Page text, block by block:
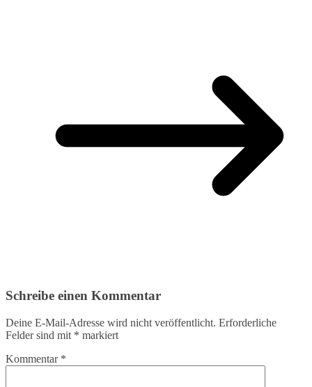
Schreibe einen Kommentar
Deine E-Mail-Adresse wird nicht veröffentlicht. Erforderliche
Felder sind mit * markiert
Kommentar *